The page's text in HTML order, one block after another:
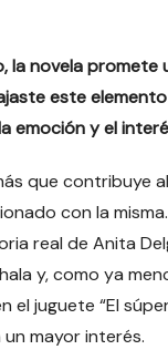
la novela promete
este
emoción y el
que contribuye
con la
real de Anita
y, como ya
el juguete “El
mayor interés.